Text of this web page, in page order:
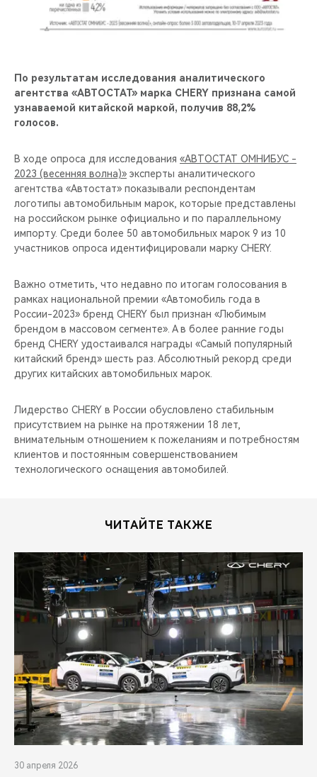
НАШИ МЕРОПРИЯТИЯ
ВИДЕООБЗОРЫ
По результатам исследования аналитического
агентства «АВТОСТАТ» марка CHERY признана самой
узнаваемой китайской маркой, получив 88,2%
голосов.
В ходе опроса для исследования «АВТОСТАТ ОМНИБУС -
2023 (весенняя волна)» эксперты аналитического
агентства «Автостат» показывали респондентам
логотипы автомобильным марок, которые представлены
на российском рынке официально и по параллельному
импорту. Среди более 50 автомобильных марок 9 из 10
участников опроса идентифицировали марку CHERY.
Важно отметить, что недавно по итогам голосования в
рамках национальной премии «Автомобиль года в
России-2023» бренд CHERY был признан «Любимым
брендом в массовом сегменте». А в более ранние годы
бренд CHERY удостаивался награды «Самый популярный
китайский бренд» шесть раз. Абсолютный рекорд среди
других китайских автомобильных марок.
Лидерство CHERY в России обусловлено стабильным
присутствием на рынке на протяжении 18 лет,
внимательным отношением к пожеланиям и потребностям
клиентов и постоянным совершенствованием
технологического оснащения автомобилей.
ЧИТАЙТЕ ТАКЖЕ
30 апреля 2026